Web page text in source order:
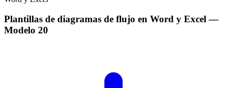
Plantillas de diagramas de flujo en Word y Excel —
Modelo 20